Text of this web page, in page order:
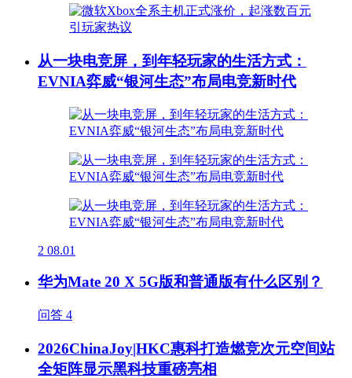
从一块电竞屏，到年轻玩家的生活方式：
EVNIA弈威“银河生态”布局电竞新时代
2 08.01
华为Mate 20 X 5G版和普通版有什么区别？
问答 4
2026ChinaJoy|HKC惠科打造燃竞次元空间站
全矩阵显示黑科技重磅亮相